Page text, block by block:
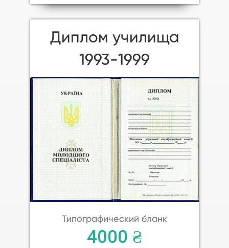
Диплом училища
1993-1999
Типографический бланк
4000 ₴